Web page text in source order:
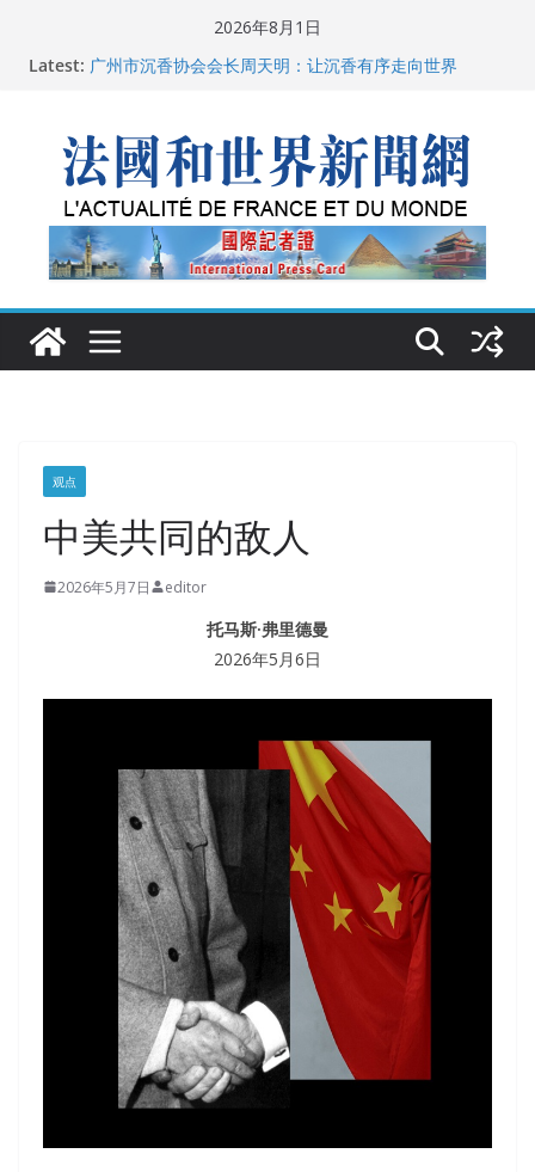
2026年8月1日
Latest: 广州市沉香协会会长周天明：让沉香有序走向世界
从一杯沉香叶茶到一缕海南天香：加拿大茶艺师邓岚月
海南沉香文化考察纪行
观点
中美共同的敌人
2026年5月7日 editor
托马斯·弗里德曼
2026年5月6日